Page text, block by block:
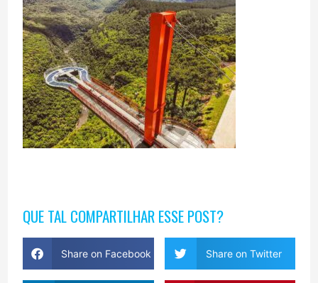
QUE TAL COMPARTILHAR ESSE POST?
Share on Facebook Share on Twitter